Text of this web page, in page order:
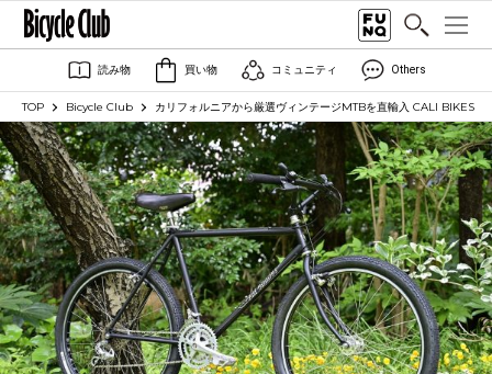
読み物 買い物 コミュニティ Others
TOP Bicycle Club カリフォルニアから厳選ヴィンテージMTBを直輸入 CALI BIKES